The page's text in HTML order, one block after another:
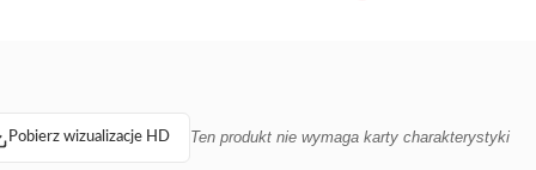
Pobierz wizualizacje HD Ten produkt nie wymaga karty charakterystyki